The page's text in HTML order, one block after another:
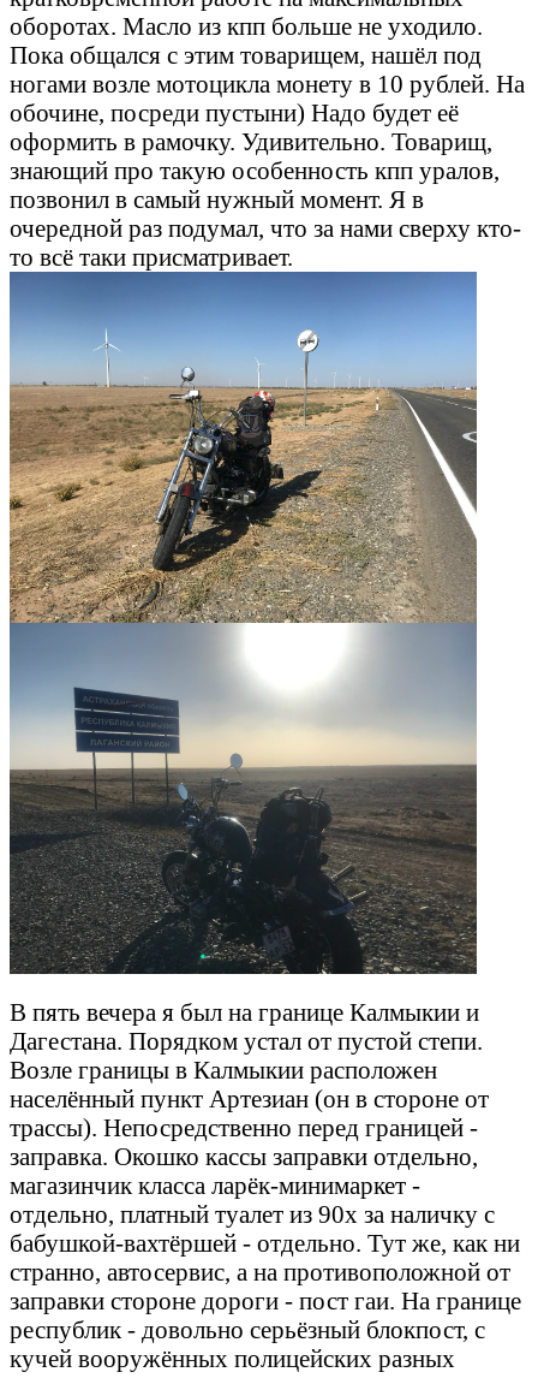
оборотах. Масло из кпп больше не уходило.
Пока общался с этим товарищем, нашёл под
ногами возле мотоцикла монету в 10 рублей. На
обочине, посреди пустыни) Надо будет её
оформить в рамочку. Удивительно. Товарищ,
знающий про такую особенность кпп уралов,
позвонил в самый нужный момент. Я в
очередной раз подумал, что за нами сверху кто-
то всё таки присматривает.
В пять вечера я был на границе Калмыкии и
Дагестана. Порядком устал от пустой степи.
Возле границы в Калмыкии расположен
населённый пункт Артезиан (он в стороне от
трассы). Непосредственно перед границей -
заправка. Окошко кассы заправки отдельно,
магазинчик класса ларёк-минимаркет -
отдельно, платный туалет из 90х за наличку с
бабушкой-вахтёршей - отдельно. Тут же, как ни
странно, автосервис, а на противоположной от
заправки стороне дороги - пост гаи. На границе
республик - довольно серьёзный блокпост, с
кучей вооружённых полицейских разных